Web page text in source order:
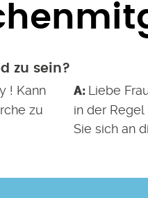
zu sein?
! Kann
zu
Liebe
in der
Sie sich an